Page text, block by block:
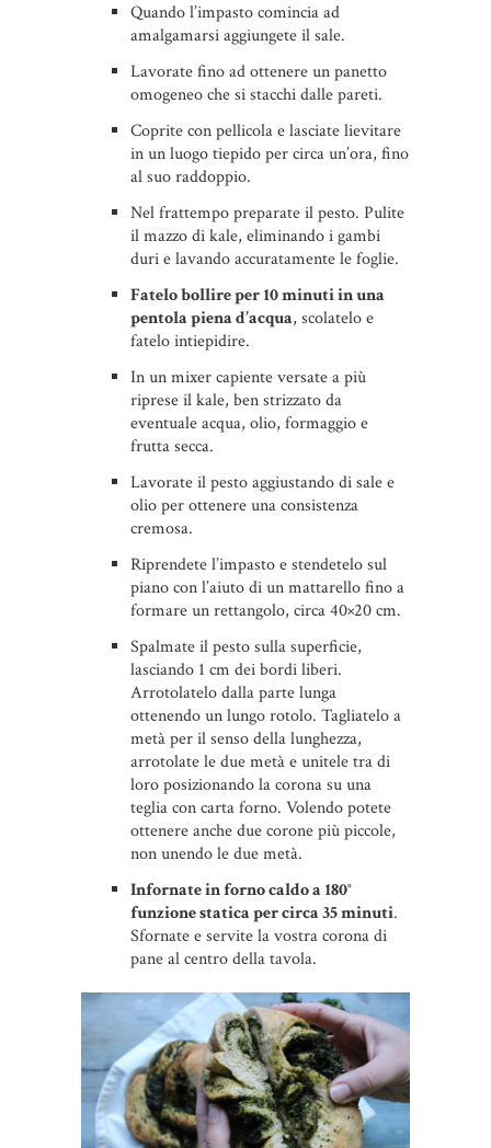
Quando l’impasto comincia ad
amalgamarsi aggiungete il sale.
Lavorate fino ad ottenere un panetto
omogeneo che si stacchi dalle pareti.
Coprite con pellicola e lasciate lievitare
in un luogo tiepido per circa un’ora, fino
al suo raddoppio.
Nel frattempo preparate il pesto. Pulite
il mazzo di kale, eliminando i gambi
duri e lavando accuratamente le foglie.
Fatelo bollire per 10 minuti in una
pentola piena d’acqua, scolatelo e
fatelo intiepidire.
In un mixer capiente versate a più
riprese il kale, ben strizzato da
eventuale acqua, olio, formaggio e
frutta secca.
Lavorate il pesto aggiustando di sale e
olio per ottenere una consistenza
cremosa.
Riprendete l’impasto e stendetelo sul
piano con l’aiuto di un mattarello fino a
formare un rettangolo, circa 40×20 cm.
Spalmate il pesto sulla superficie,
lasciando 1 cm dei bordi liberi.
Arrotolatelo dalla parte lunga
ottenendo un lungo rotolo. Tagliatelo a
metà per il senso della lunghezza,
arrotolate le due metà e unitele tra di
loro posizionando la corona su una
teglia con carta forno. Volendo potete
ottenere anche due corone più piccole,
non unendo le due metà.
Infornate in forno caldo a 180°
funzione statica per circa 35 minuti.
Sfornate e servite la vostra corona di
pane al centro della tavola.